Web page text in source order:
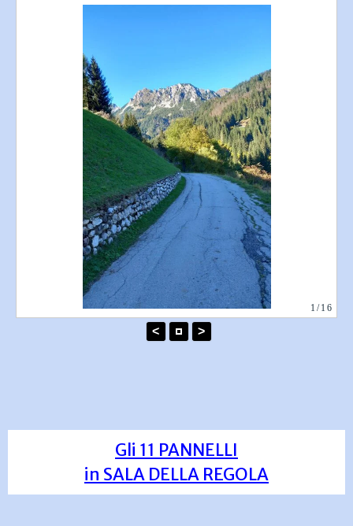
1/16
< >
Gli 11 PANNELLI
in SALA DELLA REGOLA